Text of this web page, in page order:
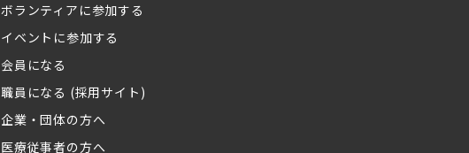
ボランティアに参加する
イベントに参加する
会員になる
職員になる (採用サイト)
企業・団体の方へ
医療従事者の方へ